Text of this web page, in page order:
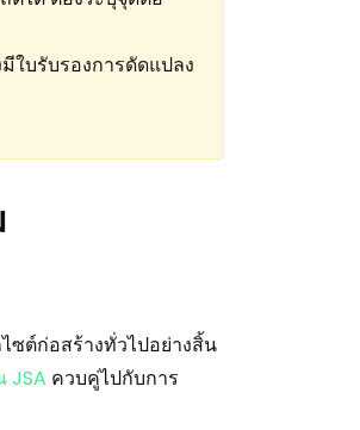
ใบรับรองการดัดแปลง
ซต์ก่อสร้างทั่วไปอย่างสิ้น
JSA ควบคู่ไปกับการ